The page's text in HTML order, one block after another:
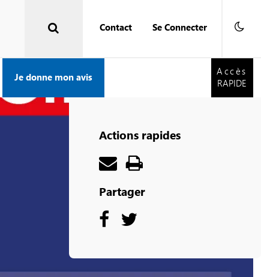
Contact Se Connecter
Accès
Je donne mon avis
Accès
RAPIDE
Actions rapides
Partager